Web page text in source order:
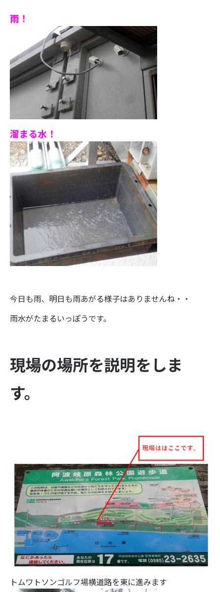
雨！
溜まる水！
今日も雨、明日も雨あがる様子はありませんね・・
雨水がたまるいっぽうです。
現場の場所を説明をしま
す。
トムワトソンゴルフ場横道路を東に進みます